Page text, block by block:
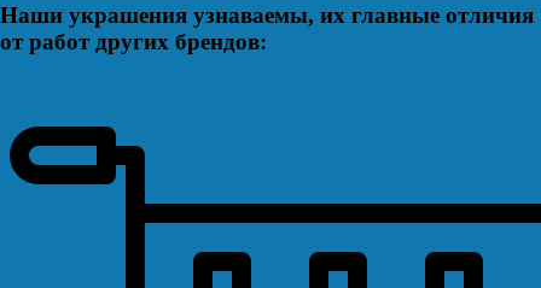
Наши украшения узнаваемы, их главные отличия
от работ других брендов: